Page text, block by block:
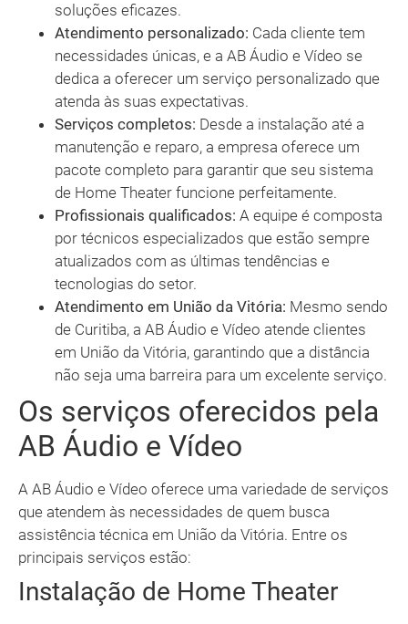
soluções eficazes.
Atendimento personalizado: Cada cliente tem
necessidades únicas, e a AB Áudio e Vídeo se
dedica a oferecer um serviço personalizado que
atenda às suas expectativas.
Serviços completos: Desde a instalação até a
manutenção e reparo, a empresa oferece um
pacote completo para garantir que seu sistema
de Home Theater funcione perfeitamente.
Profissionais qualificados: A equipe é composta
por técnicos especializados que estão sempre
atualizados com as últimas tendências e
tecnologias do setor.
Atendimento em União da Vitória: Mesmo sendo
de Curitiba, a AB Áudio e Vídeo atende clientes
em União da Vitória, garantindo que a distância
não seja uma barreira para um excelente serviço.
Os serviços oferecidos pela
AB Áudio e Vídeo
A AB Áudio e Vídeo oferece uma variedade de serviços
que atendem às necessidades de quem busca
assistência técnica em União da Vitória. Entre os
principais serviços estão:
Instalação de Home Theater